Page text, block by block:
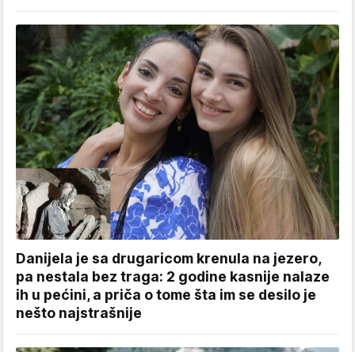
Danijela je sa drugaricom krenula na jezero,
pa nestala bez traga: 2 godine kasnije nalaze
ih u pećini, a priča o tome šta im se desilo je
nešto najstrašnije